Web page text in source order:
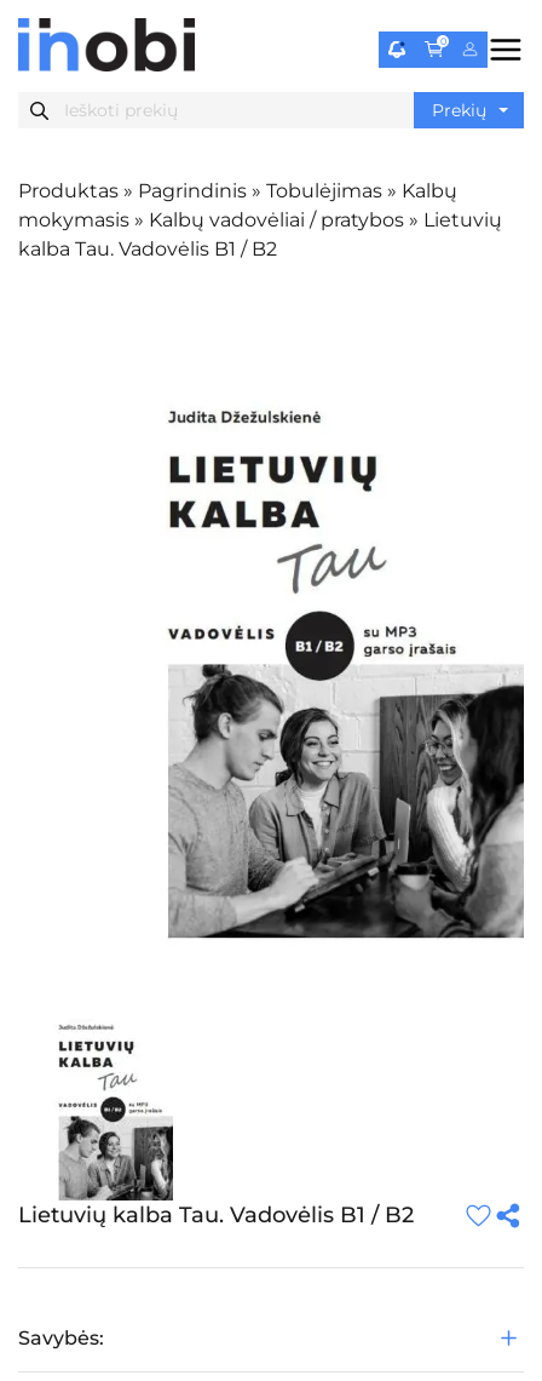
0
Produktas » Pagrindinis » Tobulėjimas » Kalbų
mokymasis » Kalbų vadovėliai / pratybos » Lietuvių
kalba Tau. Vadovėlis B1 / B2
Lietuvių kalba Tau. Vadovėlis B1 / B2
Savybės: